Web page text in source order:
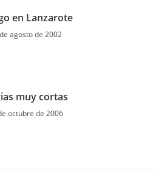
en Lanzarote
agosto de 2002
muy cortas
octubre de 2006